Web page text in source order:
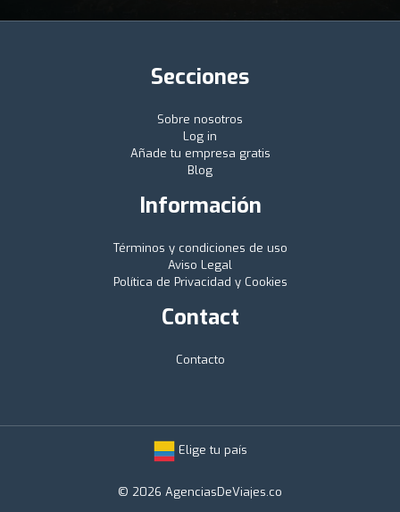
Secciones
Sobre nosotros
Log in
Añade tu empresa gratis
Blog
Información
Términos y condiciones de uso
Aviso Legal
Política de Privacidad y Cookies
Contact
Contacto
Elige tu país
© 2026 AgenciasDeViajes.co